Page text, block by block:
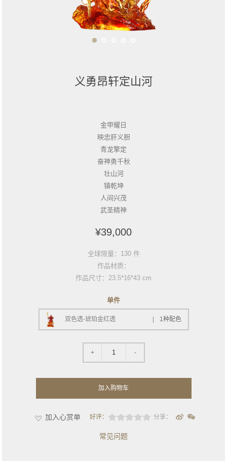
义勇昂轩定山河
金甲耀日
映忠肝义胆
青龙擎定
奋神勇千秋
壮山河
镇乾坤
人间兴茂
武圣精神
¥39,000
全球限量：130 件
作品材质：
作品尺寸：23.5*16*43 cm
单件
双色透-琥珀金红透 1种配色
+ 1 -
加入购物车
加入心赏单 好评： 分享：
常见问题